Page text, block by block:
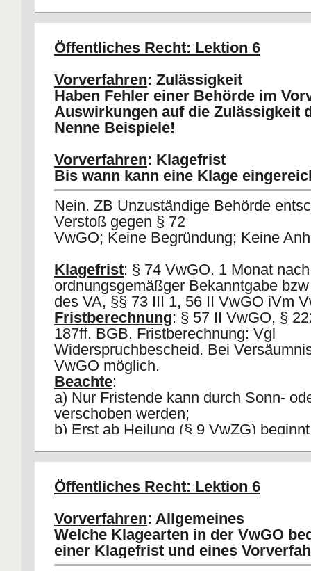
4) Wiedereinsetzung ist zu Unrecht
a) HM: Widerspruch verfristet, Klage
(§70 II VwGO verweisst nicht auf §
b) Rspr: Behörde ist Herrin de
wird an die Entscheidung der
Öffentliches Recht: Lektion 6
Vorverfahren: Zulässigkeit
Haben Fehler einer Behörde im
Auswirkungen auf die Zulässigkeit
Nenne Beispiele!
Vorverfahren: Klagefrist
Bis wann kann eine Klage
Nein. ZB Unzuständige Behörde
Verstoß gegen § 72
VwGO; Keine Begründung; Keine
Klagefrist: § 74 VwGO. 1 Monat nach
ordnungsgemäßger Bekanntgabe
des VA, §§ 73 III 1, 56 II VwGO iVm
Fristberechnung: § 57 II VwGO, §
187ff. BGB. Fristberechnung: Vgl
Widerspruchbescheid. Bei
VwGO möglich.
Beachte:
a) Nur Fristende kann durch Sonn-
verschoben werden;
b) Erst ab Heilung (§ 9 VwZG)
c) Bei "Einschreiben" = "Drei-Tages-
VwZG. Bei Nichtannahme nicht
Rechtsmißbräuchlich, da keine
Entgegennahmepflicht, § 3 VwZG;
d)(P) Drittklage gegen
Verwirkung nach tatsächlicher
58 II VwGO.
Öffentliches Recht: Lektion 6
Vorverfahren: Allgemeines
Welche Klagearten in der VwGO
einer Klagefrist und eines